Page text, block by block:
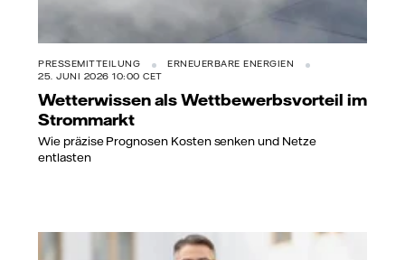
PRESSEMITTEILUNG
ERNEUERBARE ENERGIEN
25. JUNI 2026 10:00 CET
Wetterwissen als Wettbewerbsvorteil im
Strommarkt
Wie präzise Prognosen Kosten senken und Netze
entlasten